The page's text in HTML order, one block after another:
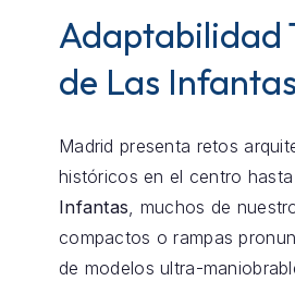
Adaptabilidad
de Las Infantas
Madrid presenta retos
históricos en el centro
Infantas , muchos de
compactos o rampas
de modelos ultra-